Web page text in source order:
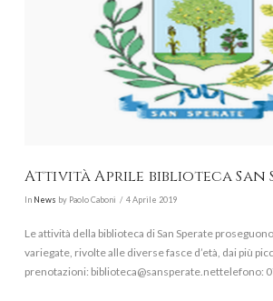
VIEW POST
Attività Aprile biblioteca San
In News by Paolo Caboni 4 Aprile 2019
Le attività della biblioteca di San Sperate
variegate, rivolte alle diverse fasce d’età, dai più
prenotazioni: biblioteca@sansperate.nettelefono: